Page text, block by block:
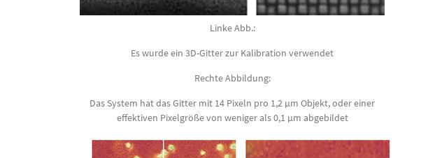
Linke Abb.:
Es wurde ein 3D-Gitter zur Kalibration verwendet
Rechte Abbildung:
Das System hat das Gitter mit 14 Pixeln pro 1,2 µm Objekt, oder einer
effektiven Pixelgröße von weniger als 0,1 µm abgebildet